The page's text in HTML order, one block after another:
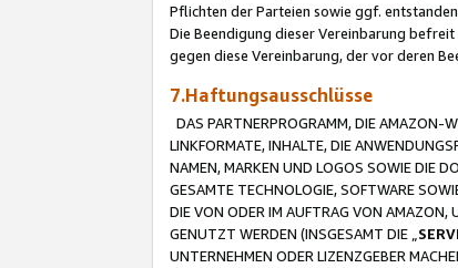
Pflichten der Parteien sowie ggf.
Die Beendigung dieser Vereinbarung
gegen diese Vereinbarung, der vor deren
7.Haftungsausschlüsse
DAS PARTNERPROGRAMM, DIE AMAZON-
LINKFORMATE, INHALTE, DIE
NAMEN, MARKEN UND LOGOS SOWIE DIE
GESAMTE TECHNOLOGIE, SOFTWARE
DIE VON ODER IM AUFTRAG VON AMAZON,
GENUTZT WERDEN (INSGESAMT DIE „
UNTERNEHMEN ODER LIZENZGEBER